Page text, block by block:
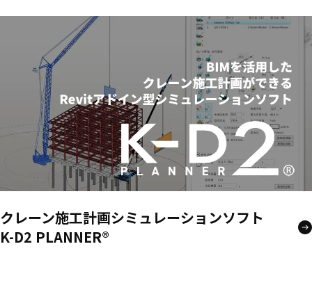
クレーン施工計画シミュレーションソフト
K-D2 PLANNER®